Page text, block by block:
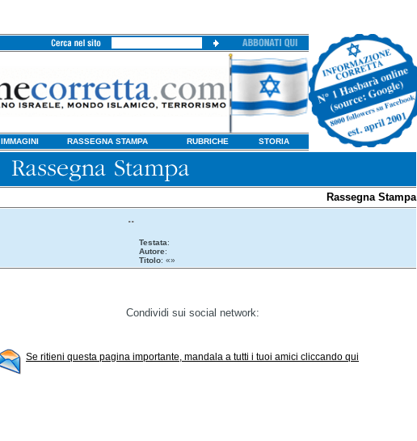
IMMAGINI RASSEGNA STAMPA RUBRICHE STORIA
Rassegna Stampa
..
Testata:
Autore:
Titolo: «»
Condividi sui social network:
Se ritieni questa pagina importante, mandala a tutti i tuoi amici cliccando qui